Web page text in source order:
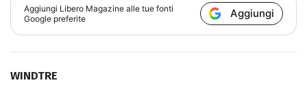
Aggiungi Libero Magazine alle tue fonti
Google preferite
Aggiungi
WINDTRE